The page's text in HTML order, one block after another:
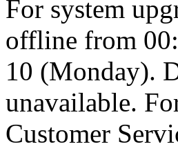
For system
offline from
10 (Monday).
unavailable.
Customer